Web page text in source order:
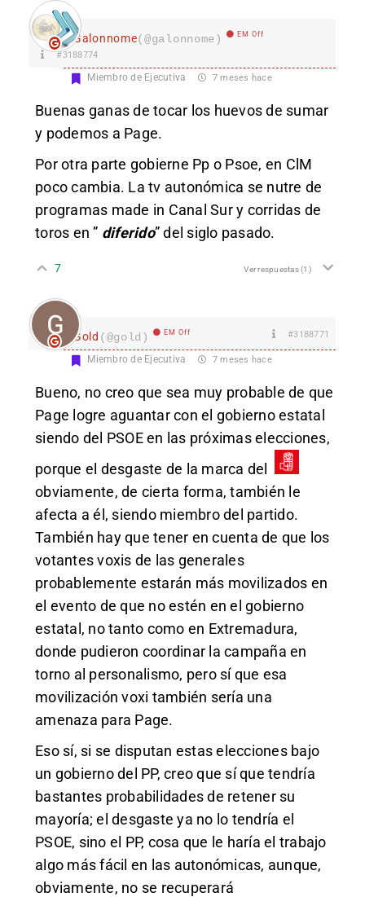
Galonnome(@galonnome) EM Off
#3188774
Miembro de Ejecutiva 7 meses hace
Buenas ganas de tocar los huevos de sumar
y podemos a Page.
Por otra parte gobierne Pp o Psoe, en ClM
poco cambia. La tv autonómica se nutre de
programas made in Canal Sur y corridas de
toros en ” diferido” del siglo pasado.
7 Ver respuestas(1)
Gold (@gold) EM Off #3188771
Miembro de Ejecutiva 7 meses hace
Bueno, no creo que sea muy probable de que
Page logre aguantar con el gobierno estatal
siendo del PSOE en las próximas elecciones,
porque el desgaste de la marca del
obviamente, de cierta forma, también le
afecta a él, siendo miembro del partido.
También hay que tener en cuenta de que los
votantes voxis de las generales
probablemente estarán más movilizados en
el evento de que no estén en el gobierno
estatal, no tanto como en Extremadura,
donde pudieron coordinar la campaña en
torno al personalismo, pero sí que esa
movilización voxi también sería una
amenaza para Page.
Eso sí, si se disputan estas elecciones bajo
un gobierno del PP, creo que sí que tendría
bastantes probabilidades de retener su
mayoría; el desgaste ya no lo tendría el
PSOE, sino el PP, cosa que le haría el trabajo
algo más fácil en las autonómicas, aunque,
obviamente, no se recuperará